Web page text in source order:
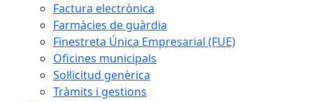
Factura electrònica
Farmàcies de guàrdia
Finestreta Única Empresarial (FUE)
Oficines municipals
Sol·licitud genèrica
Tràmits i gestions